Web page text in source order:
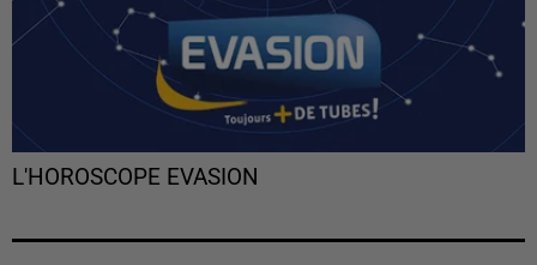
L'HOROSCOPE EVASION